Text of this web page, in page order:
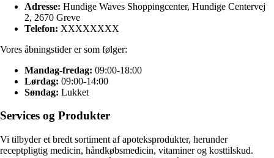
Adresse: Hundige Waves Shoppingcenter, Hundige Centervej
2, 2670 Greve
Telefon: XXXXXXXX
Vores åbningstider er som følger:
Mandag-fredag: 09:00-18:00
Lørdag: 09:00-14:00
Søndag: Lukket
Services og Produkter
Vi tilbyder et bredt sortiment af apoteksprodukter, herunder
receptpligtig medicin, håndkøbsmedicin, vitaminer og kosttilskud.